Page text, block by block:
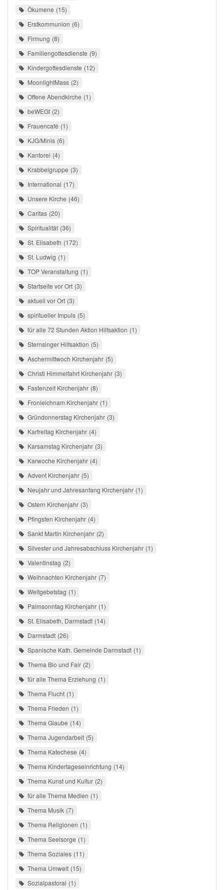
Ökumene 15
Erstkommunion 6
Firmung 8
Familiengottesdienste 9
Kindergottesdienste 12
MoonlightMass 2
Offene Abendkirche 1
beWEGt 2
Frauencafé 1
KJG/Minis 6
Kantorei 4
Krabbelgruppe 3
International 17
Unsere Kirche 46
Caritas 20
Spiritualität 36
St. Elisabeth 172
St. Ludwig 1
TOP Veranstaltung 1
Startseite vor Ort 3
aktuell vor Ort 3
spiritueller Impuls 5
für alle 72 Stunden Aktion Hilfsaktion 1
Sternsinger Hilfsaktion 5
Aschermittwoch Kirchenjahr 5
Christi Himmelfahrt Kirchenjahr 3
Fastenzeit Kirchenjahr 8
Fronleichnam Kirchenjahr 1
Gründonnerstag Kirchenjahr 3
Karfreitag Kirchenjahr 4
Karsamstag Kirchenjahr 3
Karwoche Kirchenjahr 4
Advent Kirchenjahr 5
Neujahr und Jahresanfang Kirchenjahr 1
Ostern Kirchenjahr 3
Pfingsten Kirchenjahr 4
Sankt Martin Kirchenjahr 2
Silvester und Jahresabschluss Kirchenjahr 1
Valentinstag 2
Weihnachten Kirchenjahr 7
Weltgebetstag 1
Palmsonntag Kirchenjahr 1
St. Elisabeth, Darmstadt 14
Darmstadt 26
Spanische Kath. Gemeinde Darmstadt 1
Thema Bio und Fair 2
für alle Thema Erziehung 1
Thema Flucht 1
Thema Frieden 1
Thema Glaube 14
Thema Jugendarbeit 5
Thema Katechese 4
Thema Kindertageseinrichtung 14
Thema Kunst und Kultur 2
für alle Thema Medien 1
Thema Musik 7
Thema Religionen 1
Thema Seelsorge 1
Thema Soziales 11
Thema Umwelt 15
Sozialpastoral 1